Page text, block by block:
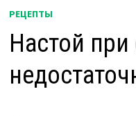
РЕЦЕПТЫ
Настой